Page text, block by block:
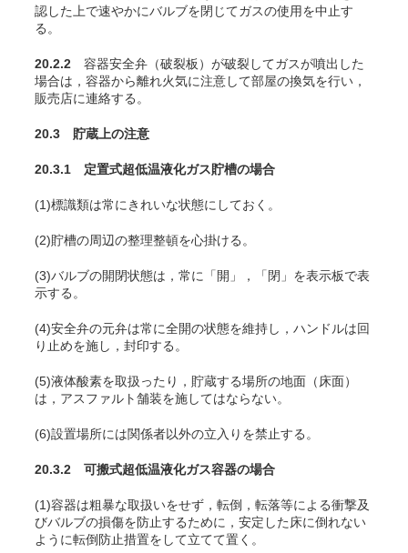
認した上で速やかにバルブを閉じてガスの使用を中止す
る。
20.2.2 容器安全弁（破裂板）が破裂してガスが噴出した
場合は，容器から離れ火気に注意して部屋の換気を行い，
販売店に連絡する。
20.3 貯蔵上の注意
20.3.1 定置式超低温液化ガス貯槽の場合
(1)標識類は常にきれいな状態にしておく。
(2)貯槽の周辺の整理整頓を心掛ける。
(3)バルブの開閉状態は，常に「開」，「閉」を表示板で表
示する。
(4)安全弁の元弁は常に全開の状態を維持し，ハンドルは回
り止めを施し，封印する。
(5)液体酸素を取扱ったり，貯蔵する場所の地面（床面）
は，アスファルト舗装を施してはならない。
(6)設置場所には関係者以外の立入りを禁止する。
20.3.2 可搬式超低温液化ガス容器の場合
(1)容器は粗暴な取扱いをせず，転倒，転落等による衝撃及
びバルブの損傷を防止するために，安定した床に倒れない
ように転倒防止措置をして立てて置く。